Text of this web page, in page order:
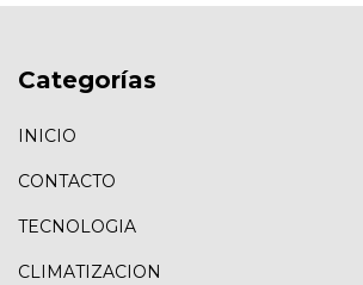
Categorías
INICIO
CONTACTO
TECNOLOGIA
CLIMATIZACION